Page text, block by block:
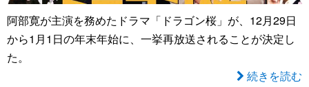
阿部寛が主演を務めたドラマ「ドラゴン桜」が、12月29日
から1月1日の年末年始に、一挙再放送されることが決定し
た。
続きを読む